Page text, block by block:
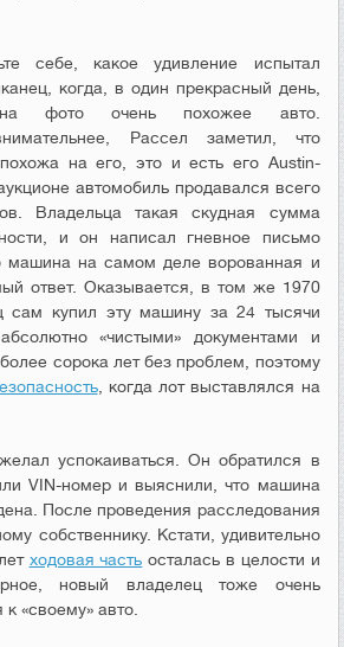
себе, какое удивление испытал
когда, в один прекрасный день,
фото очень похожее авто.
Рассел заметил, что
на его, это и есть его Austin-
автомобиль продавался всего
Владельца такая скудная сумма
и он написал гневное письмо
машина на самом деле ворованная и
ответ. Оказывается, в том же 1970
сам купил эту машину за 24 тысячи
«чистыми» документами и
сорока лет без проблем, поэтому
, когда лот выставлялся на
успокаиваться. Он обратился в
VIN-номер и выяснили, что машина
После проведения расследования
собственнику. Кстати, удивительно
ходовая часть осталась в целости и
новый владелец тоже очень
«своему» авто.